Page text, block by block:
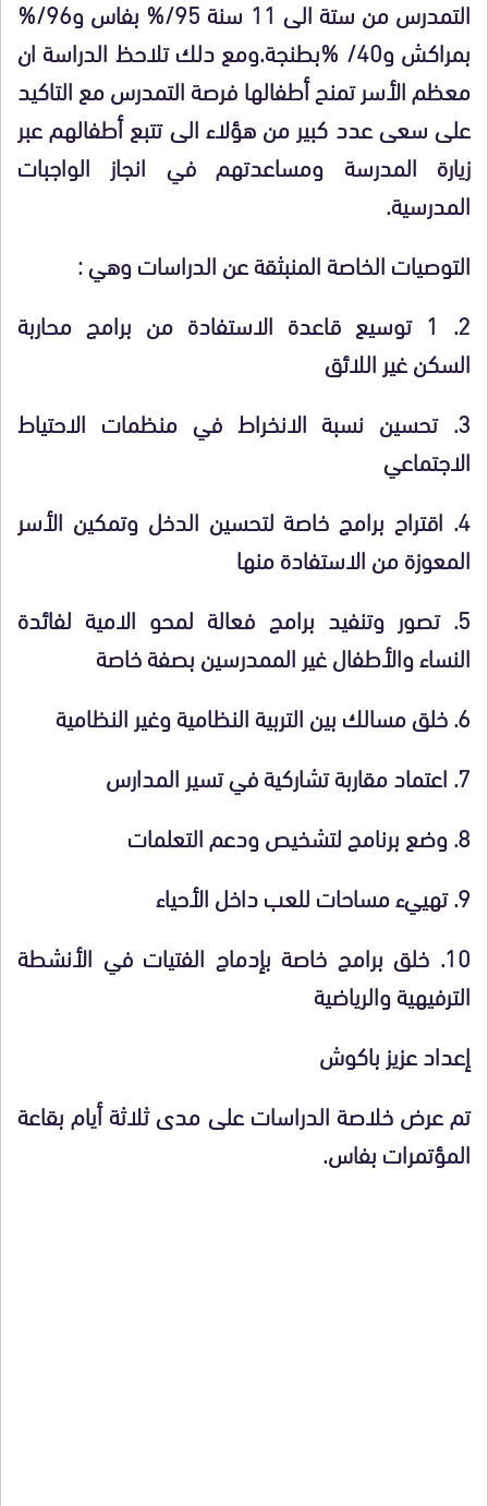
التمدرس من ستة الى 11 سنة 95/ % بفاس و96/
%
بمراكش و40/
%بطنجة.ومع دلك تلاحظ الدراسة ان
معظم الأسر تمنح أطفالها فرصة التمدرس مع التاكيد
على سعى عدد كبير من هؤلاء الى تتبع أطفالهم عبر
زيارة المدرسة ومساعدتهم في انجاز الواجبات
المدرسية.
التوصيات الخاصة المنبثقة عن الدراسات وهي :
2.
1 توسيع قاعدة الاستفادة من برامج محاربة
السكن غير اللائق
3. تحسين نسبة الانخراط في منظمات الاحتياط
الاجتماعي
4. اقتراح برامج خاصة لتحسين الدخل وتمكين الأسر
المعوزة من الاستفادة منها
5. تصور وتنفيد برامج فعالة لمحو الامية لفائدة
النساء والأطفال غير الممدرسين بصفة خاصة
6. خلق مسالك بين التربية النظامية وغير النظامية
7. اعتماد مقاربة تشاركية في تسير المدارس
8. وضع برنامج لتشخيص ودعم التعلمات
9. تهييء مساحات للعب داخل الأحياء
10. خلق برامج خاصة بإدماج الفتيات في الأنشطة
الترفيهية والرياضية
إعداد عزيز باكوش
تم عرض خلاصة الدراسات على مدى ثلاثة أيام بقاعة
المؤتمرات بفاس.